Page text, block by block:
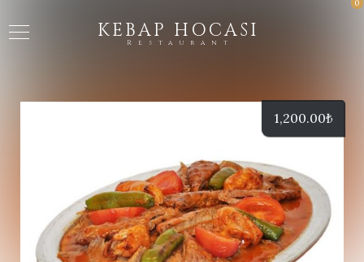
KEBAP HOCASI
Restaurant
0
1,200.00₺